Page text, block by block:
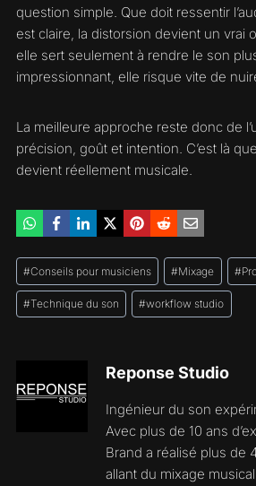
question simple. Que doit ressentir
est claire, la distorsion devient un vrai
elle sert seulement à rendre le son
impressionnant, elle risque vite de
La meilleure approche reste donc de
précision, goût et intention. C’est là
devient réellement musicale.
Étiquettes
de
la
#Conseils pour musiciens #Mixage #
#Technique du son #workflow studio
Reponse Studio
Ingénieur du son
Avec plus de 10 ans
Brand a réalisé plus de
allant du mixage